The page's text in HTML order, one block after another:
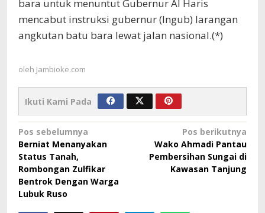
bara untuk menuntut Gubernur Al Haris
mencabut instruksi gubernur (Ingub) larangan
angkutan batu bara lewat jalan nasional.(*)
oleh Jambioke.com
Ikuti Kami Pada
Navigasi
pos
Pos sebelumnya
Berniat Menanyakan
Status Tanah,
Rombongan Zulfikar
Bentrok Dengan Warga
Lubuk Ruso
Pos berikutnya
Wako Ahmadi Pantau
Pembersihan Sungai di
Kawasan Tanjung